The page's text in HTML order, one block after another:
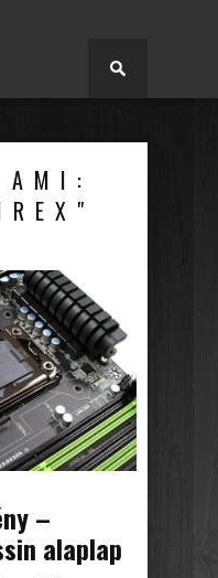
AMI:
–
alaplap